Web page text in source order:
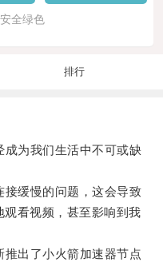
全绿色
排行
为我们生活中不可或缺
缓慢的问题，这会导致
看视频，甚至影响到我
出了小火箭加速器节点